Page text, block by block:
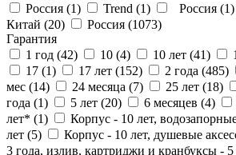
Россия (1) Trend (1) Россия (1)
Китай (20) Россия (1073)
Гарантия
1 год (42) 10 (4) 10 лет (41)
17 (1) 17 лет (152) 2 года (485)
мес (14) 24 месяца (7) 25 лет (18)
года (1) 5 лет (20) 6 месяцев (4)
лет* (1)
Корпус - 10 лет,
лет (5)
Корпус - 10 лет, душевые
3 года, излив, картриджи и кранбуксы - 5